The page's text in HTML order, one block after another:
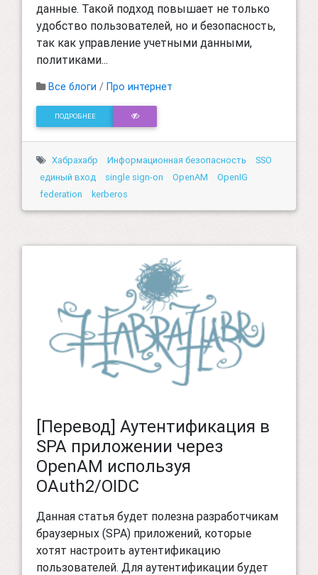
данные. Такой подход повышает не только
удобство пользователей, но и безопасность,
так как управление учетными данными,
политиками...
Все блоги / Про интернет
ПОДРОБНЕЕ
Хабрахабр Информационная безопасность
SSO
единый вход
single sign-on OpenAM
OpenIG
federation
kerberos
[Перевод] Аутентификация в
SPA приложении через
OpenAM используя
OAuth2/OIDC
Данная статья будет полезна разработчикам
браузерных (SPA) приложений, которые
хотят настроить аутентификацию
пользователей. Для аутентификации будет